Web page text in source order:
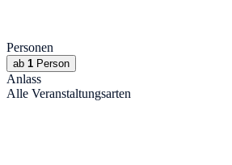
Personen
ab 1 Person
Anlass
Alle Veranstaltungsarten